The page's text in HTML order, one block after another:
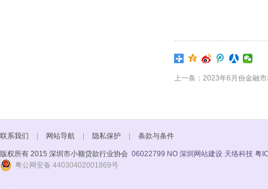
上一条：2023年6月份金融
联系我们 网站导航 隐私保护 条款与条件
版权所有 2015 深圳市小额贷款行业协会 06022799 NO 深圳网站建设 天络科技 粤
粤公网安备 44030402001869号